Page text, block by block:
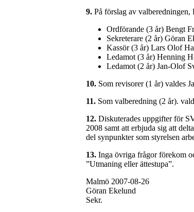
9. På förslag av
Ordförande (3 år) Bengt
Sekreterare (2 år) Göran
Kassör (3 år) Lars Olof
Ledamot (3 år) Henning
Ledamot (2 år) Jan-Olof
10. Som revisorer (1 år) valdes
11. Som valberedning (2 år).
12. Diskuterades uppgifter för
2008 samt att erbjuda sig att
del synpunkter som styrelsen
13. Inga övriga frågor förekom
”Utmaning eller ättestupa”.
Malmö 2007-08-26
Göran Ekelund
Sekr.